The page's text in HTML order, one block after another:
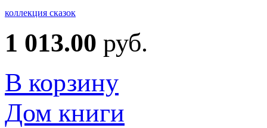
коллекция сказок
1 013.00 руб.
В корзину
Дом книги